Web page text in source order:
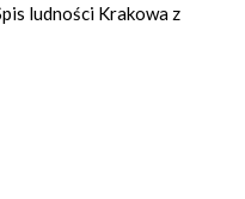
ludności Krakowa z